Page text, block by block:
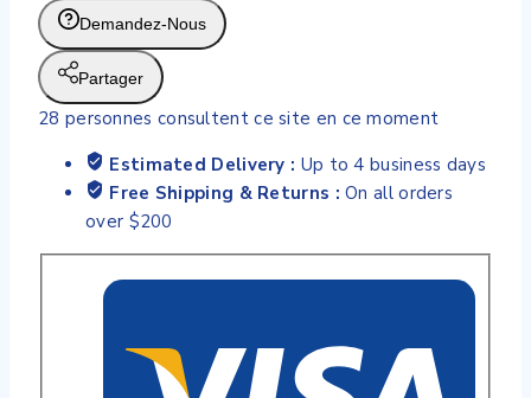
nettoyant
anti-
pigment
Demandez-Nous
Partager
28 personnes consultent ce site en ce moment
Estimated Delivery : Up to 4 business days
Free Shipping & Returns :On all orders
over $200